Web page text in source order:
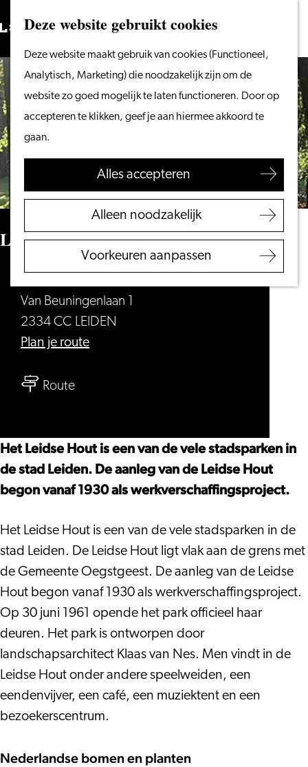
Deze website gebruikt cookies
Deze website maakt gebruik van cookies (Functioneel,
Analytisch, Marketing) die noodzakelijk zijn om de
website zo goed mogelijk te laten functioneren. Door op
accepteren te klikken, geef je aan hiermee akkoord te
gaan.
Alles accepteren
Alleen noodzakelijk
Voorkeuren aanpassen
Ga
naar
de
homepage
Menu
ZoekenVanaf het water
wandelen
Winkelen
Eten & drinken
Met kinderen
VVV Leiden
Bereikbaarheid
Regio Leiden
Zoeken
Leidse Hout
Van Beuningenlaan 1
2334 CC LEIDEN
Plan je routenaar
Routenaar
Het Leidse Hout is een van de vele stadsparken in
de stad Leiden. De aanleg van de Leidse Hout
begon vanaf 1930 als werkverschaffingsproject.
Het Leidse Hout is een van de vele stadsparken in de
stad Leiden. De Leidse Hout ligt vlak aan de grens met
de Gemeente Oegstgeest. De aanleg van de Leidse
Hout begon vanaf 1930 als werkverschaffingsproject.
Op 30 juni 1961 opende het park officieel haar
deuren. Het park is ontworpen door
landschapsarchitect Klaas van Nes. Men vindt in de
Leidse Hout onder andere speelweiden, een
eendenvijver, een café, een muziektent en een
bezoekerscentrum.
Nederlandse bomen en planten